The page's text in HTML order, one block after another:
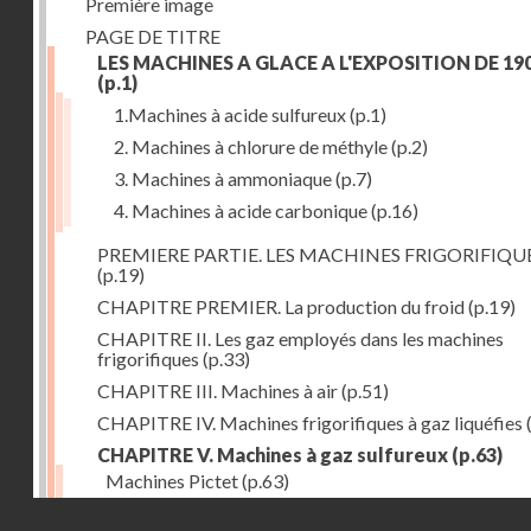
PAGE DE TITRE
LES MACHINES A GLACE A L'EXPOSITION DE
(p.1)
1.Machines à acide sulfureux(p.1)
2. Machines à chlorure de méthyle(p.2)
3. Machines à ammoniaque(p.7)
4. Machines à acide carbonique(p.16)
PREMIERE PARTIE. LES MACHINES
(p.19)
CHAPITRE PREMIER. La production du froid(p.19)
CHAPITRE II. Les gaz employés dans les machines
frigorifiques (p.33)
CHAPITRE III. Machines à air(p.51)
CHAPITRE IV. Machines frigorifiques à gaz liquéfies
CHAPITRE V. Machines à gaz sulfureux (p.63)
Machines Pictet(p.63)